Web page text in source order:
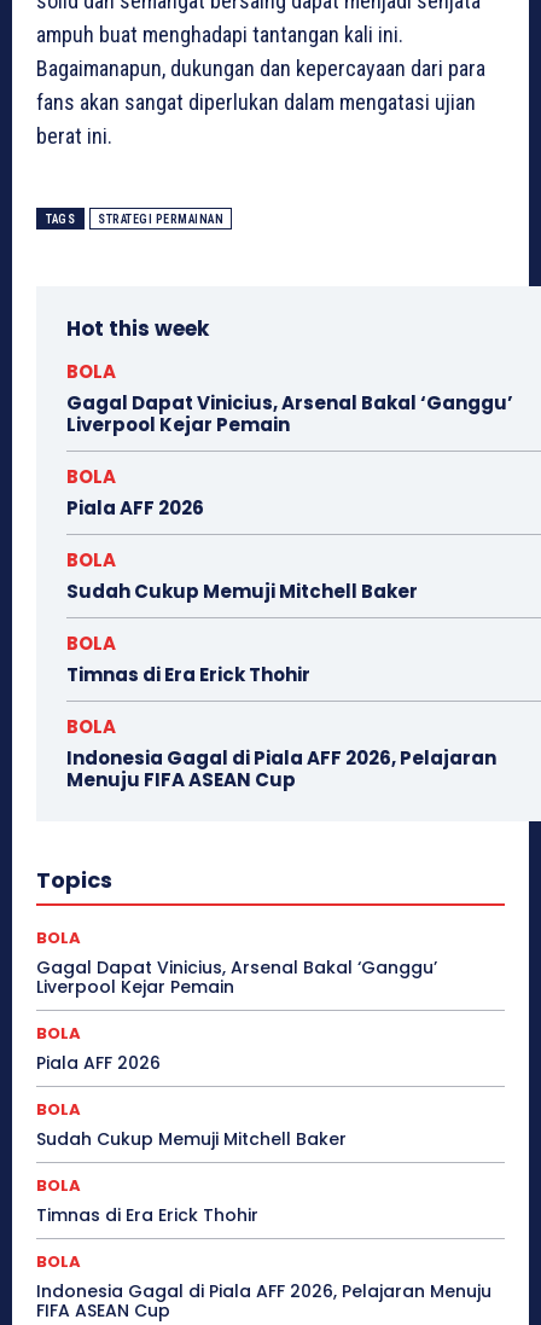
ampuh buat menghadapi tantangan kali ini.
Bagaimanapun, dukungan dan kepercayaan dari para
fans akan sangat diperlukan dalam mengatasi ujian
berat ini.
TAGS STRATEGI PERMAINAN
Hot this week
BOLA
Gagal Dapat Vinicius, Arsenal Bakal ‘Ganggu’
Liverpool Kejar Pemain
BOLA
Piala AFF 2026
BOLA
Sudah Cukup Memuji Mitchell Baker
BOLA
Timnas di Era Erick Thohir
BOLA
Indonesia Gagal di Piala AFF 2026, Pelajaran
Menuju FIFA ASEAN Cup
Topics
BOLA
Gagal Dapat Vinicius, Arsenal Bakal ‘Ganggu’
Liverpool Kejar Pemain
BOLA
Piala AFF 2026
BOLA
Sudah Cukup Memuji Mitchell Baker
BOLA
Timnas di Era Erick Thohir
BOLA
Indonesia Gagal di Piala AFF 2026, Pelajaran Menuju
FIFA ASEAN Cup